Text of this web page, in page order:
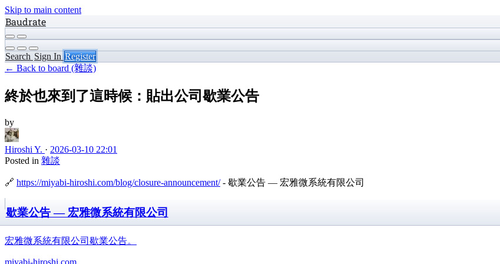
Skip to main content
Baudrate
Search Sign In Register
← Back to board (雜談)
終於也來到了這時候：貼出公司歇業公告
by
Hiroshi Y. · 2026-03-10 22:01
Posted in 雜談
🔗 https://miyabi-hiroshi.com/blog/closure-announcement/- 歇業公告 — 宏雅微系統有限公司
歇業公告 — 宏雅微系統有限公司
宏雅微系統有限公司歇業公告。